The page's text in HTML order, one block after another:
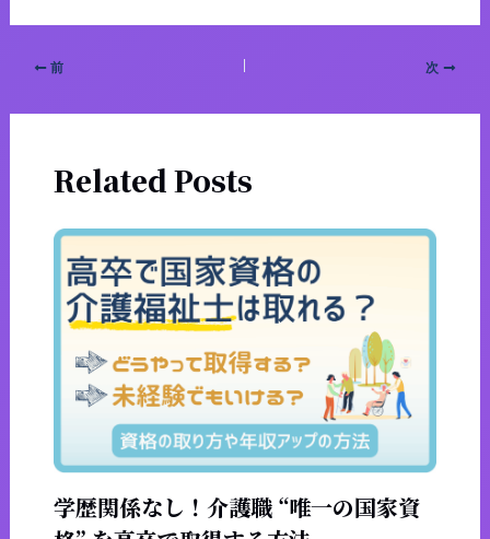
前 次
Related Posts
学歴関係なし！介護職 “唯一の国家資